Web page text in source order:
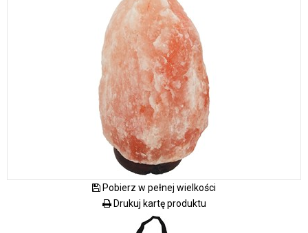
Pobierz w pełnej wielkości
Drukuj kartę produktu